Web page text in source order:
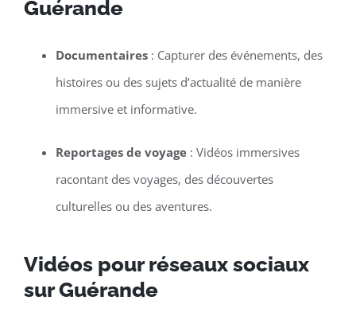
Guérande
Documentaires: Capturer des événements, des
histoires ou des sujets d’actualité de manière
immersive et informative.
Reportages de voyage: Vidéos immersives
racontant des voyages, des découvertes
culturelles ou des aventures.
Vidéos pour réseaux sociaux
sur Guérande